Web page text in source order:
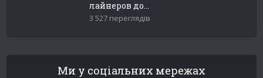
лайнеров до...
3 527 переглядів
Ми у соціальних мережах